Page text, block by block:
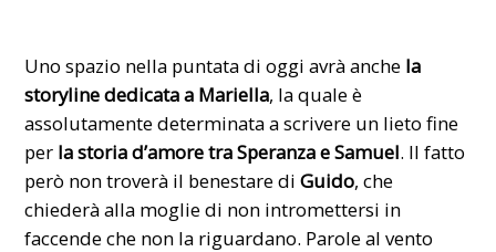
Uno spazio nella puntata di oggi avrà anche la
storyline dedicata a Mariella, la quale è
assolutamente determinata a scrivere un lieto fine
per la storia d’amore tra Speranza e Samuel. Il fatto
però non troverà il benestare diGuido, che
chiederà alla moglie di non intromettersi in
faccende che non la riguardano. Parole al vento